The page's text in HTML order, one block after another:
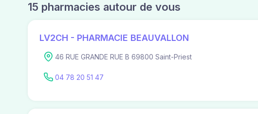
15 pharmacies autour de vous
LV2CH - PHARMACIE BEAUVALLON
46 RUE GRANDE RUE B 69800 Saint-Priest
04 78 20 51 47